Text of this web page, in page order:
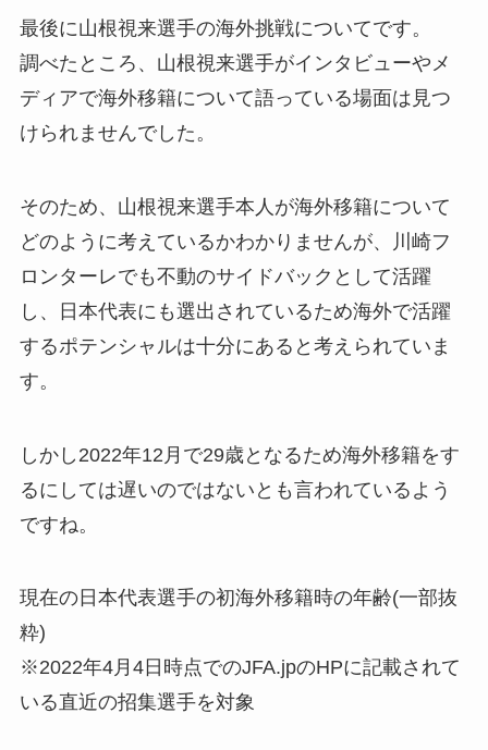
最後に山根視来選手の海外挑戦についてです。
調べたところ、山根視来選手がインタビューやメ
ディアで海外移籍について語っている場面は見つ
けられませんでした。
そのため、山根視来選手本人が海外移籍について
どのように考えているかわかりませんが、川崎フ
ロンターレでも不動のサイドバックとして活躍
し、日本代表にも選出されているため海外で活躍
するポテンシャルは十分にあると考えられていま
す。
しかし2022年12月で29歳となるため海外移籍をす
るにしては遅いのではないとも言われているよう
ですね。
現在の日本代表選手の初海外移籍時の年齢(一部抜
粋)
※2022年4月4日時点でのJFA.jpのHPに記載されて
いる直近の招集選手を対象